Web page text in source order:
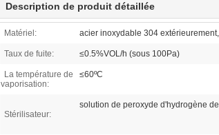
Description de produit détaillée
Matériel: acier inoxydable 304
Taux de fuite: ≤0.5%VOL/h (sous 100Pa)
La température de
vaporisation:
≤60ºC
Stérilisateur:
solution de peroxyde d'hydrogène